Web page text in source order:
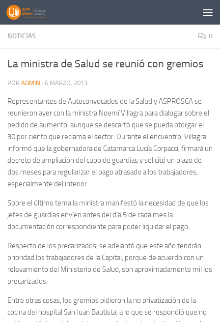
Saltar al contenido
NOTICIAS 0
La ministra de Salud se reunió con gremios
POR ADMIN · 6 MARZO, 2013
Representantes de Autoconvocados de la Salud y ASPROSCA se
reunieron ayer con la ministra Noemí Villagra para dialogar sobre el
pedido de aumento, aunque se descartó que se pueda otorgar el
30 por ciento que reclama el sector. Durante el encuentro, Villagra
informó que la gobernadora de Catamarca Lucía Corpacci, firmará un
decreto de ampliación del cupo de guardias y solicitó un plazo de
dos meses para regularizar el pago atrasado a los trabajadores,
especialmente del interior.
Sobre el último tema la ministra manifestó la necesidad de que los
jefes de guardias envíen antes del día 5 de cada mes la
documentación correspondiente para poder liquidar el pago.
Respecto de los precarizados, se adelantó que este año tendrán
prioridad los trabajadores de la Capital, porque de acuerdo con un
relevamiento del Ministerio de Salud, son aproximadamente mil los
precarizados.
Entre otras cosas, los gremios pidieron la no privatización de la
cocina del hospital San Juan Bautista, a lo que se respondió que no